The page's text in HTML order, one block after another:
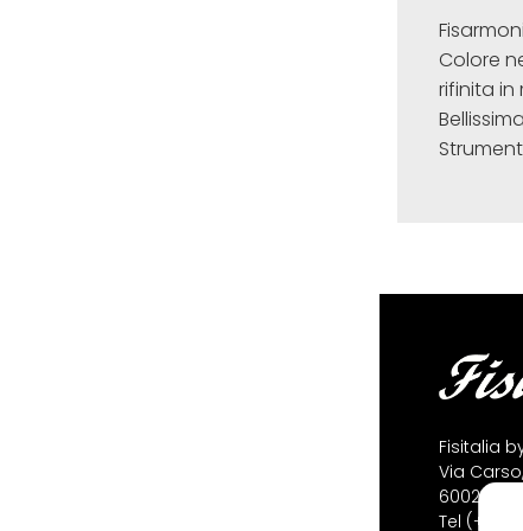
Colore
rifinita
Fisitalia
Via
60022
Tel (+39)